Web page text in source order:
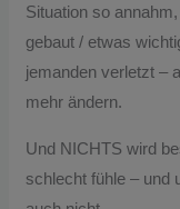
Situation so
gebaut / etwas
jemanden verletzt –
mehr ändern.
Und NICHTS wird
schlecht fühle – und